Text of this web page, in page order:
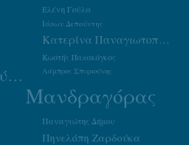
Ελένη Γούλα
Ιάσων Δεπούντης
Κατερίνα Παναγιωτοπούλου
Κωστής Παπακόγκος
Κώστας Κρεμμύδας Λάμπρος Σπυριούνης
Μανδραγόρας
Παναγιώτης Δήμου
Πηνελόπη Ζαρδούκα